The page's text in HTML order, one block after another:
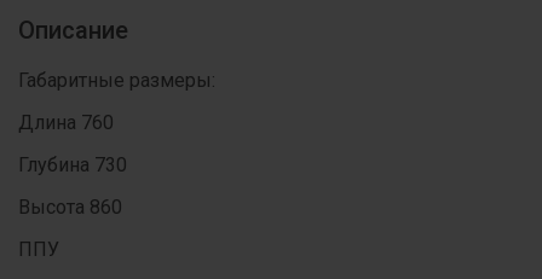
Описание
Габаритные размеры:
Длина 760
Глубина 730
Высота 860
ППУ